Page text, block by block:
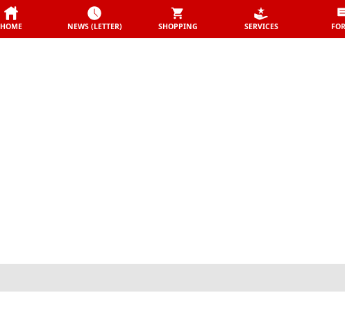
HOME NEWS (LETTER) SHOPPING SERVICES